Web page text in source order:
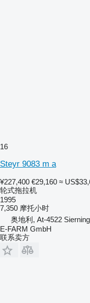
16
Steyr 9083 m a
¥227,400 €29,160 ≈
轮式拖拉机
1995
7,350 摩托小时
奥地利, At-4522 Sierning
E-FARM GmbH
联系卖方